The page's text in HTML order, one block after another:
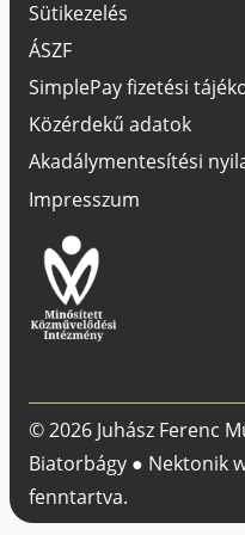
Sütikezelés
ÁSZF
SimplePay fizetési
Közérdekű adatok
Akadálymentesítési
Impresszum
© 2026 Juhász Ferenc
Biatorbágy ● Nektonik
fenntartva.